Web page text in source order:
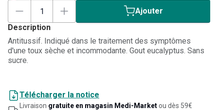
Ajouter
Description
Antitussif. Indiqué dans le traitement des symptômes
d'une toux sèche et incommodante. Gout eucalyptus. Sans
sucre.
Télécharger la notice
Livraison gratuite en magasin Medi-Marketou dès 59€